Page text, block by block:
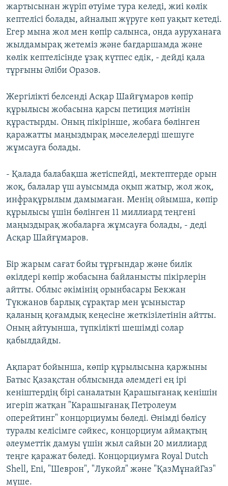
жартысынан жүріп өтуіме тура келеді, жиі көлік
кептелісі болады, айналып жүруге көп уақыт кетеді.
Егер мына жол мен көпір салынса, онда ауруханаға
жылдамырақ жетеміз және бағдаршамда және
көлік кептелісінде ұзақ күтпес едік, - дейді қала
тұрғыны Әліби Оразов.
Жергілікті белсенді Асқар Шайғұмаров көпір
құрылысы жобасына қарсы петиция мәтінін
құрастырды. Оның пікірінше, жобаға бөлінген
қаражатты маңыздырақ мәселелерді шешуге
жұмсауға болады.
- Қалада балабақша жетіспейді, мектептерде орын
жоқ, балалар үш ауысымда оқып жатыр, жол жоқ,
инфрақұрылым дамымаған. Менің ойымша, көпір
құрылысы үшін бөлінген 11 миллиард теңгені
маңыздырақ жобаларға жұмсауға болады, - деді
Асқар Шайғұмаров.
Бір жарым сағат бойы тұрғындар және билік
өкілдері көпір жобасына байланысты пікірлерін
айтты. Облыс әкімінің орынбасары Бекжан
Түкжанов барлық сұрақтар мен ұсыныстар
қаланың қоғамдық кеңесіне жеткізілетінін айтты.
Оның айтуынша, түпкілікті шешімді солар
қабылдайды.
Ақпарат бойынша, көпір құрылысына қаржыны
Батыс Қазақстан облысында әлемдегі ең ірі
кеніштердің бірі саналатын Қарашығанақ кенішін
игеріп жатқан "Карашығанақ Петролеум
оперейтинг" концорциумы бөледі. Өнімді бөлісу
туралы келісімге сәйкес, концорциум аймақтың
әлеуметтік дамуы үшін жыл сайын 20 миллиард
теңге қаражат бөледі. Концорциумға Royal Dutch
Shell, Eni, "Шеврон", "Лукойл" және "ҚазМұнайГаз"
мүше.